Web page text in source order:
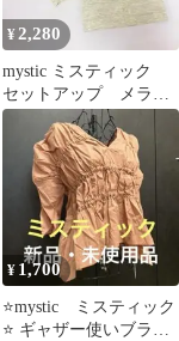
¥2,280
mystic ミスティック
セットアップ メラン
ジニット ベージュ
Ｆ 女っぽ
¥ 1,700
⭐️mystic ミスティック
⭐️ ギャザー使いブラウ